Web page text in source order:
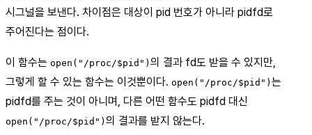
시그널을 보낸다. 차이점은 대상이 pid 번호가 아니라 pidfd로
주어진다는 점이다.
이 함수는 open("/proc/$pid") 의 결과 fd도 받을 수 있지만,
그렇게 할 수 있는 함수는 이것뿐이다. open("/proc/$pid") 는
pidfd를 주는 것이 아니며, 다른 어떤 함수도 pidfd 대신
open("/proc/$pid") 의 결과를 받지 않는다.